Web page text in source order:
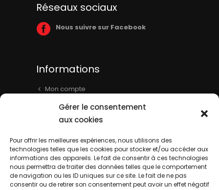
Gérer le consentement
aux cookies
Pour offrir les meilleures expériences, nous utilisons des
technologies telles que les cookies pour stocker et/ou accéder aux
informations des appareils. Le fait de consentir à ces technologies
nous permettra de traiter des données telles que le comportement
de navigation ou les ID uniques sur ce site. Le fait de ne pas
consentir ou de retirer son consentement peut avoir un effet négatif
Réseaux sociaux
Nous suivre sur Facebook
Informations
Mon compte
Panier
Livraison & Informations
Conditions générales
Contact